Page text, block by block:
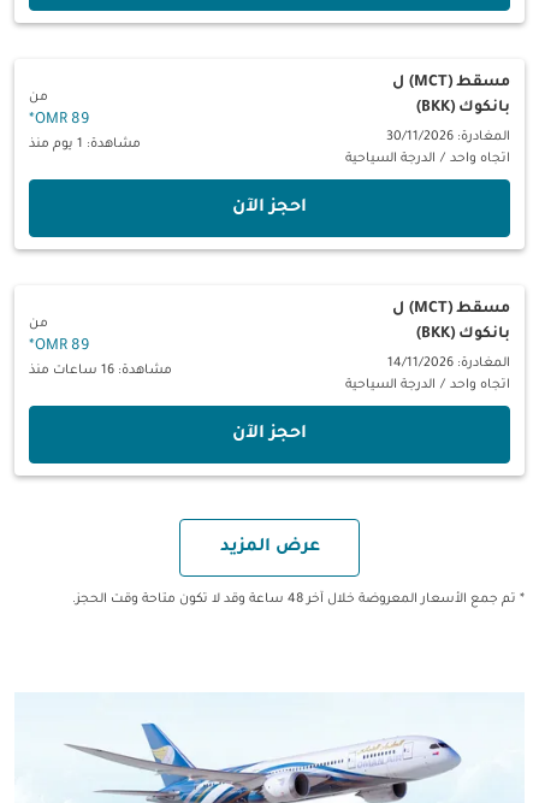
مسقط (MCT)
ل
بانكوك (BKK)
المغادرة: 30/11/2026
اتجاه واحد / الدرجة السياحية
من
89 OMR
*
مشاهدة: 1 يوم منذ
‫احجز الآن‬
مسقط (MCT)
ل
بانكوك (BKK)
المغادرة: 14/11/2026
اتجاه واحد / الدرجة السياحية
من
89 OMR
*
مشاهدة: 16 ساعات منذ
‫احجز الآن‬
عرض المزيد
* تم جمع الأسعار المعروضة خلال آخر 48 ساعة وقد لا تكون متاحة وقت الحجز.